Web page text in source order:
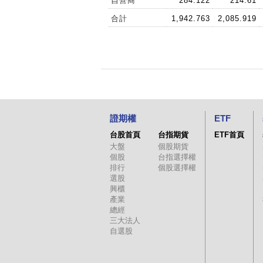
合計 1,942.763 2,085.919
證期權
台股首頁
大盤
個股
排行
選股
興櫃
產業
總經
三大法人
自選股
台指期貨
個股期貨
台指選擇權
個股選擇權
ETF
ETF首頁